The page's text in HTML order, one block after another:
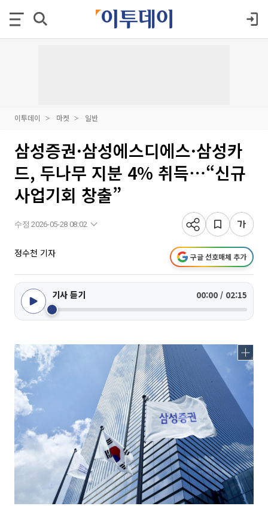
이투데이 마켓 일반
삼성증권·삼성에스디에스·삼성카
드, 두나무 지분 4% 취득⋯“신규
사업기회 창출”
수정 2026-05-28 08:02
정수천 기자 구글 선호매체 추가
기사 듣기 00:00 / 02:15